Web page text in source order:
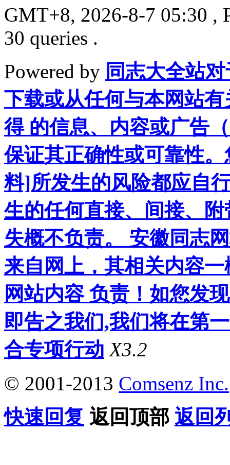
GMT+8, 2026-8-7 05:30 ,
30 queries .
Powered by 同志大全站
下载或从任何与本网站
得 的信息、内容或广告
保证其正确性或可靠性
料]所发生的风险都应自
生的任何直接、间接、
失概不负责。 安徽同志
来自网上，其相关内容
网站内容 负责！如您发
即告之我们,我们将在第
合专项行动 X3.2
© 2001-2013 Comsenz Inc.
快速回复 返回顶部 返回